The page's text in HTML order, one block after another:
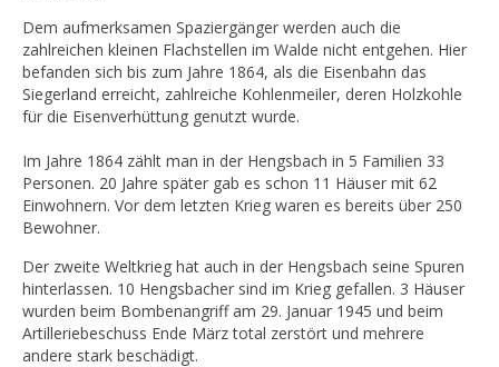
Dem aufmerksamen Spaziergänger werden auch die
zahlreichen kleinen Flachstellen im Walde nicht entgehen. Hier
befanden sich bis zum Jahre 1864, als die Eisenbahn das
Siegerland erreicht, zahlreiche Kohlenmeiler, deren Holzkohle
für die Eisenverhüttung genutzt wurde.
Im Jahre 1864 zählt man in der Hengsbach in 5 Familien 33
Personen. 20 Jahre später gab es schon 11 Häuser mit 62
Einwohnern. Vor dem letzten Krieg waren es bereits über 250
Bewohner.
Der zweite Weltkrieg hat auch in der Hengsbach seine Spuren
hinterlassen. 10 Hengsbacher sind im Krieg gefallen. 3 Häuser
wurden beim Bombenangriff am 29. Januar 1945 und beim
Artilleriebeschuss Ende März total zerstört und mehrere
andere stark beschädigt.